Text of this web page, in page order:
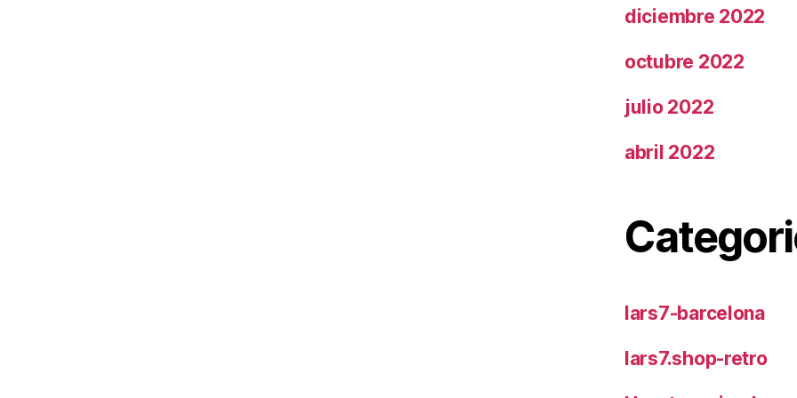
diciembre 2022
octubre 2022
julio 2022
abril 2022
lars7-barcelona
lars7.shop-retro